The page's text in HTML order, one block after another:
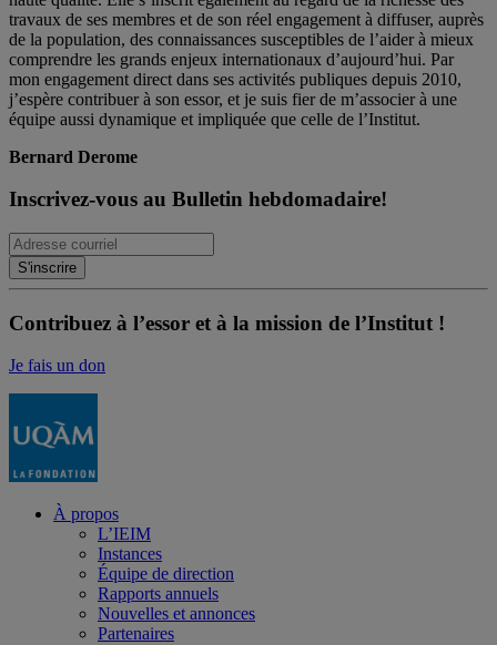
travaux de ses membres et de son réel engagement à diffuser, auprès
de la population, des connaissances susceptibles de l’aider à mieux
comprendre les grands enjeux internationaux d’aujourd’hui. Par
mon engagement direct dans ses activités publiques depuis 2010,
j’espère contribuer à son essor, et je suis fier de m’associer à une
équipe aussi dynamique et impliquée que celle de l’Institut.
Bernard Derome
Inscrivez-vous au Bulletin hebdomadaire!
Contribuez à l’essor et à la mission de l’Institut !
Je fais un don
À propos
L’IEIM
Instances
Équipe de direction
Rapports annuels
Nouvelles et annonces
Partenaires